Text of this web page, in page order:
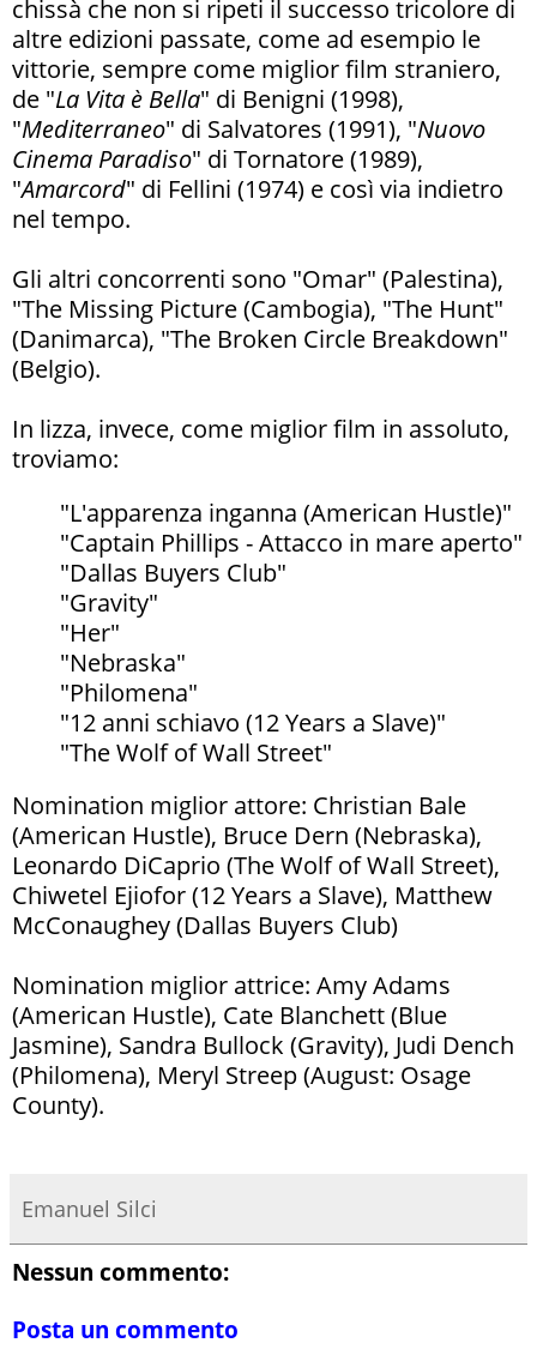
chissà che non si ripeti il successo tricolore di
altre edizioni passate, come ad esempio le
vittorie, sempre come miglior film straniero,
de "La Vita è Bella" di Benigni (1998),
"Mediterraneo" di Salvatores (1991), "Nuovo
Cinema Paradiso" di Tornatore (1989),
"Amarcord" di Fellini (1974) e così via indietro
nel tempo.
Gli altri concorrenti sono "Omar" (Palestina),
"The Missing Picture (Cambogia), "The Hunt"
(Danimarca), "The Broken Circle Breakdown"
(Belgio).
In lizza, invece, come miglior film in assoluto,
troviamo:
"L'apparenza inganna (American Hustle)"
"Captain Phillips - Attacco in mare aperto"
"Dallas Buyers Club"
"Gravity"
"Her"
"Nebraska"
"Philomena"
"12 anni schiavo (12 Years a Slave)"
"The Wolf of Wall Street"
Nomination miglior attore: Christian Bale
(American Hustle), Bruce Dern (Nebraska),
Leonardo DiCaprio (The Wolf of Wall Street),
Chiwetel Ejiofor (12 Years a Slave), Matthew
McConaughey (Dallas Buyers Club)
Nomination miglior attrice: Amy Adams
(American Hustle), Cate Blanchett (Blue
Jasmine), Sandra Bullock (Gravity), Judi Dench
(Philomena), Meryl Streep (August: Osage
County).
Emanuel Silci
Nessun commento:
Posta un commento